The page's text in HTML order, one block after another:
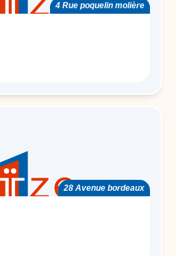
4 Rue poquelin molière
28 Avenue bordeaux